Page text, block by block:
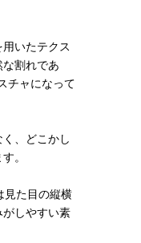
いたテクス
割れであ
チャになって
、どこかし
。
見た目の縦横
がしやすい素